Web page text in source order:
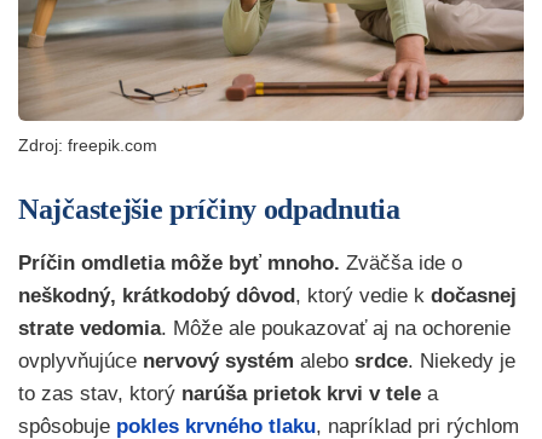
Zdroj: freepik.com
Najčastejšie príčiny odpadnutia
Príčin omdletia môže byť mnoho. Zväčša ide o
neškodný, krátkodobý dôvod, ktorý vedie k dočasnej
strate vedomia. Môže ale poukazovať aj na ochorenie
ovplyvňujúce nervový systém alebo srdce. Niekedy je
to zas stav, ktorý narúša prietok krvi v tele a
spôsobuje pokles krvného tlaku, napríklad pri rýchlom